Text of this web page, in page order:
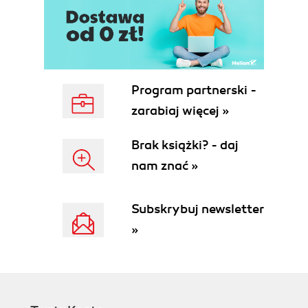
Przedziały (106)
Wyrażenia regularne (108)
Rozdział 6. Więcej na temat metod (121)
Wywoływanie metody (123)
Rozdział 7. Wyrażenia (129)
Różnorodne wyrażenia (131)
Przypisania (132)
Pętle (144)
Zasięg zmiennych, pętle i bloki (151)
Program partnerski -
zarabiaj więcej »
Brak książki? - daj
nam znać »
Subskrybuj newsletter
»